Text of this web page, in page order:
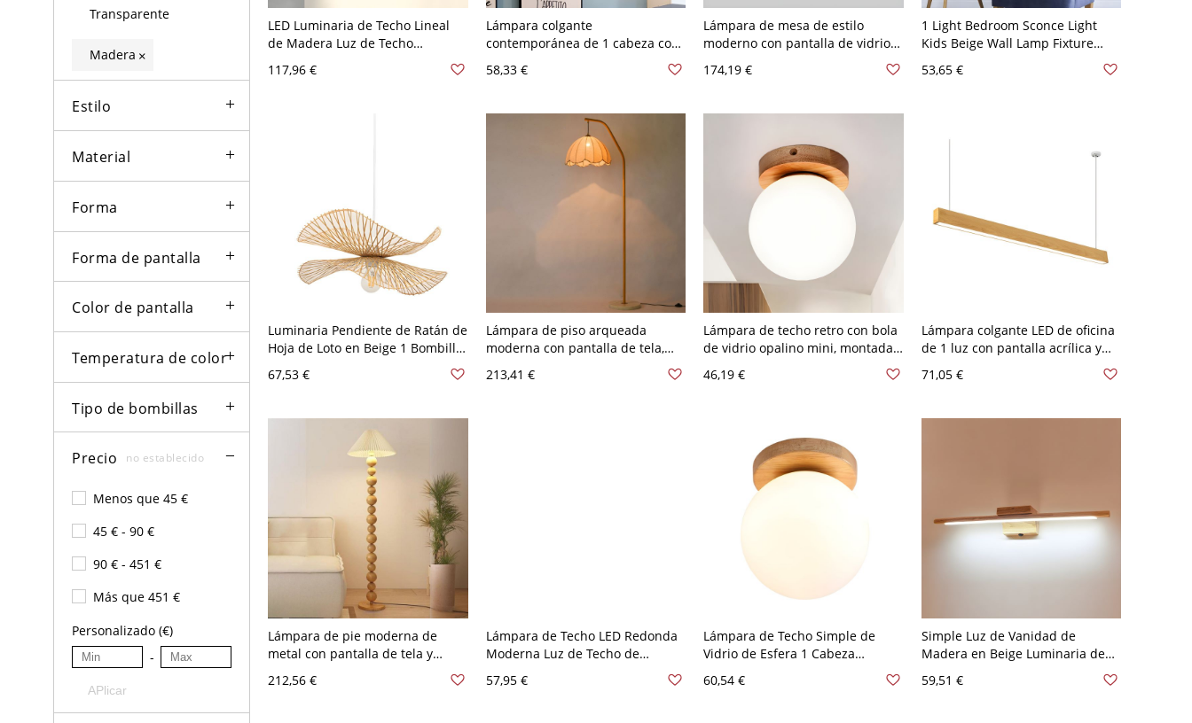
Transparente
Madera ×
Estilo
Material
Forma
Forma de pantalla
Color de pantalla
Temperatura de color
Tipo de bombillas
Precio no establecido
Menos que 45 €
45 € - 90 €
90 € - 451 €
Más que 451 €
Personalizado (€)
-
APlicar
LED Luminaria de Techo Lineal
de Madera Luz de Techo
Simplista para Cuarto - Madera
110 A 120 V 59,69 cm
117,96 €
Lámpara colgante
contemporánea de 1 cabeza con
marrón, 10" de ancho
58,33 €
Lámpara de mesa de estilo
moderno con pantalla de vidrio
para mesita de noche - 110 A 120
V Madera 29,21 cm
174,19 €
1 Light Bedroom Sconce Light
Kids Beige Wall Lamp Fixture
with Star Shape Wooden Shade -
110 A 120 V Madera
53,65 €
Luminaria Pendiente de Ratán de
Hoja de Loto en Beige 1 Bombilla
Luz Suspendida Estilo Asiática -
110 A 120 V Madera 35,56 cm
67,53 €
Lámpara de piso arqueada
moderna con pantalla de tela,
base de mármol - 110 A 120 V
213,41 €
Lámpara de techo retro con bola
de vidrio opalino mini, montada
en el techo del pasillo con base
de madera y 1 bombilla - 110 A
46,19 €
Lámpara colgante LED de oficina
de 1 luz con pantalla acrílica y
forma rectangular moderna - 110
A 120 V Madera 90,17 cm
71,05 €
Lámpara de pie moderna de
metal con pantalla de tela y
interruptor de pie para el hogar -
110 A 120 V Madera Plisado
212,56 €
Lámpara de Techo LED Redonda
Moderna Luz de Techo de
Madera en Beige para Cuarto -
Madera 110 A 120 V 30,48 cm
57,95 €
Lámpara de Techo Simple de
Vidrio de Esfera 1 Cabeza
para Corredor - Madera 110 A
60,54 €
Simple Luz de Vanidad de
Madera en Beige Luminaria de
Pared LED Lineal para Baño - 110
A 120 V Madera Blanco
59,51 €